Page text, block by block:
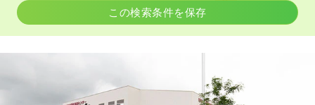
この検索条件を保存